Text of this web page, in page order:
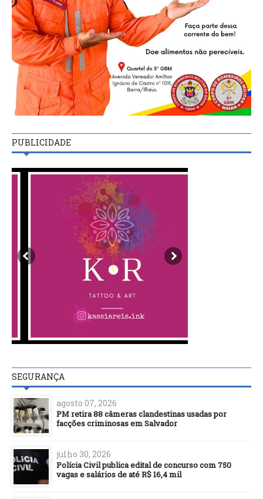
PUBLICIDADE
SEGURANÇA
agosto 07, 2026
PM retira 88 câmeras clandestinas usadas por
facções criminosas em Salvador
julho 30, 2026
Polícia Civil publica edital de concurso com 750
vagas e salários de até R$ 16,4 mil